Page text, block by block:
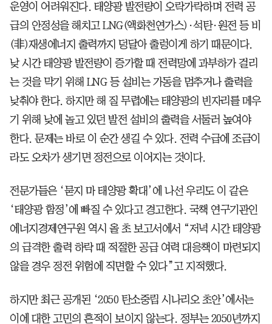
운영이 어려워진다. 태양광 발전량이 오락가락하며 전력 공
급의 안정성을 해치고 LNG(액화천연가스)·석탄·원전 등 비
(非)재생에너지 출력까지 덩달아 출렁이게 하기 때문이다.
낮 시간 태양광 발전량이 증가할 때 전력망에 과부하가 걸리
는 것을 막기 위해 LNG 등 설비는 가동을 멈추거나 출력을
낮춰야 한다. 하지만 해 질 무렵에는 태양광의 빈자리를 메우
기 위해 낮에 놀고 있던 발전 설비의 출력을 서둘러 높여야
한다. 문제는 바로 이 순간 생길 수 있다. 전력 수급에 조금이
라도 오차가 생기면 정전으로 이어지는 것이다.
전문가들은 ‘묻지 마 태양광 확대’에 나선 우리도 이 같은
‘태양광 함정’에 빠질 수 있다고 경고한다. 국책 연구기관인
에너지경제연구원 역시 올 초 보고서에서 “저녁 시간 태양광
의 급격한 출력 하락 때 적절한 공급 여력 대응책이 마련되지
않을 경우 정전 위험에 직면할 수 있다”고 지적했다.
하지만 최근 공개된 ‘2050 탄소중립 시나리오 초안’에서는
이에 대한 고민의 흔적이 보이지 않는다. 정부는 2050년까지